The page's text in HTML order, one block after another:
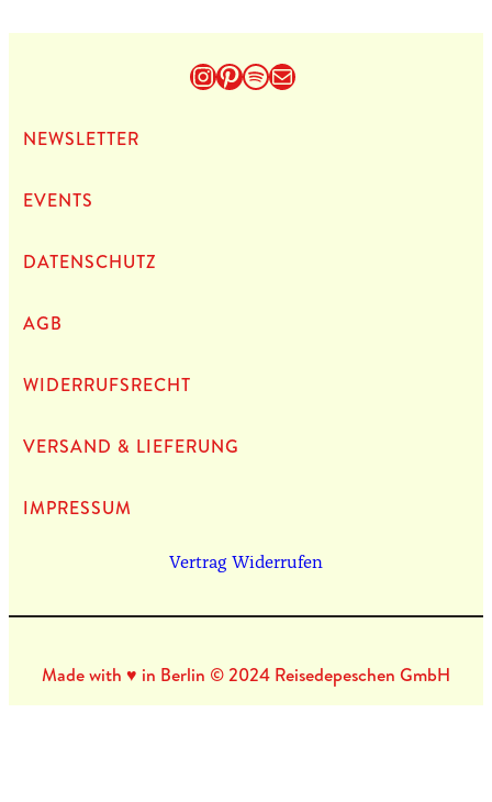
Instagram
Pinterest
Spotify
E-Mail
NEWS­LET­TER
EVENTS
DATEN­SCHUTZ
AGB
WIDERRUFSRECHT
VERSAND & LIEFERUNG
IMPRES­SUM
Vertrag Widerrufen
Made with ♥ in Berlin © 2024 Reisedepeschen GmbH